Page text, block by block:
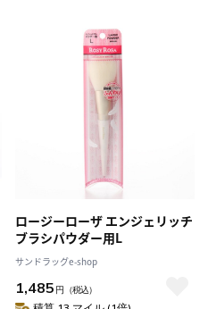
ロージーローザ エンジェリッチ
ブラシパウダー用L
サンドラッグe-shop
1,485 円 （税込）